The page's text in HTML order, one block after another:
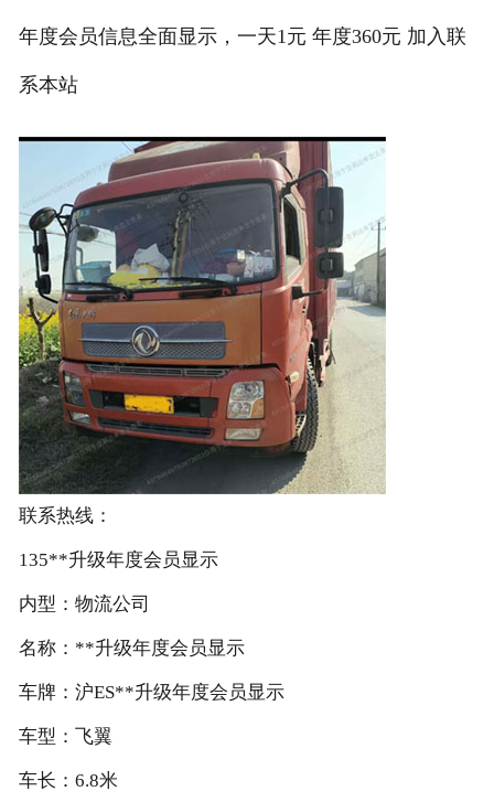
年度会员信息全面显示，一天1元 年度360元 加入联
系本站
联系热线：
135**升级年度会员显示
内型：物流公司
名称：**升级年度会员显示
车牌：沪ES**升级年度会员显示
车型：飞翼
车长：6.8米